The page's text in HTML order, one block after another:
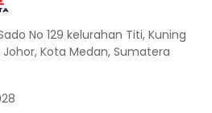
No 129 kelurahan Titi, Kuning
Kota Medan, Sumatera